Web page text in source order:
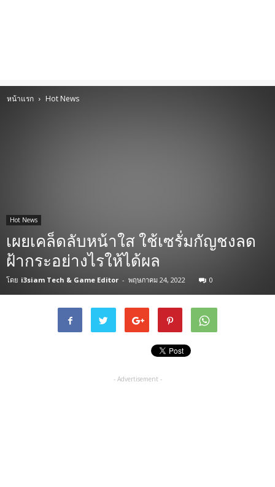
หน้าแรก Hot News
Hot News
เผยเคล็ดลับหน้าใส ใช้เซรั่มกัญชงลด
ฝ้ากระอย่างไรให้ได้ผล
โดย i3siam Tech & Game Editor - พฤษภาคม 24, 2022 0
- Advertisement -